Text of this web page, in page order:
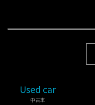
Used car
中古車